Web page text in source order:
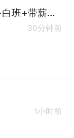
无销售售后客服-五险一金+双休+白班+带薪培训
30分钟前
1小时前